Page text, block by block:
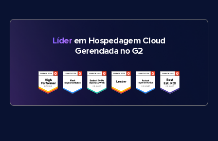
Líderem Hospedagem Cloud
Gerenciada no G2